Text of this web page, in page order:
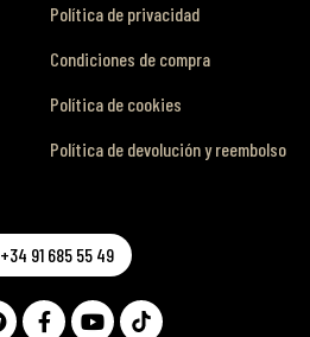
Política de privacidad
Condiciones de compra
Política de cookies
Política de devolución y reembolso
+34 91 685 55 49